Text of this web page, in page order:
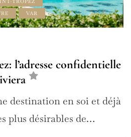
TROPEZ
VAR
l’adresse confidentielle
destination en soi et déjà
plus désirables de…